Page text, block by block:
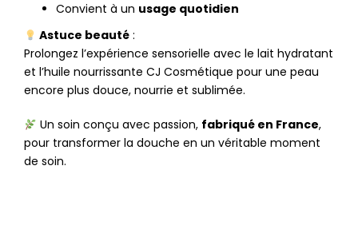
Convient à un usage quotidien
Astuce beauté:
Prolongez l’expérience sensorielle avec le lait hydratant
et l’huile nourrissante CJ Cosmétique pour une peau
encore plus douce, nourrie et sublimée.
Un soin conçu avec passion, fabriqué en France,
pour transformer la douche en un véritable moment
de soin.